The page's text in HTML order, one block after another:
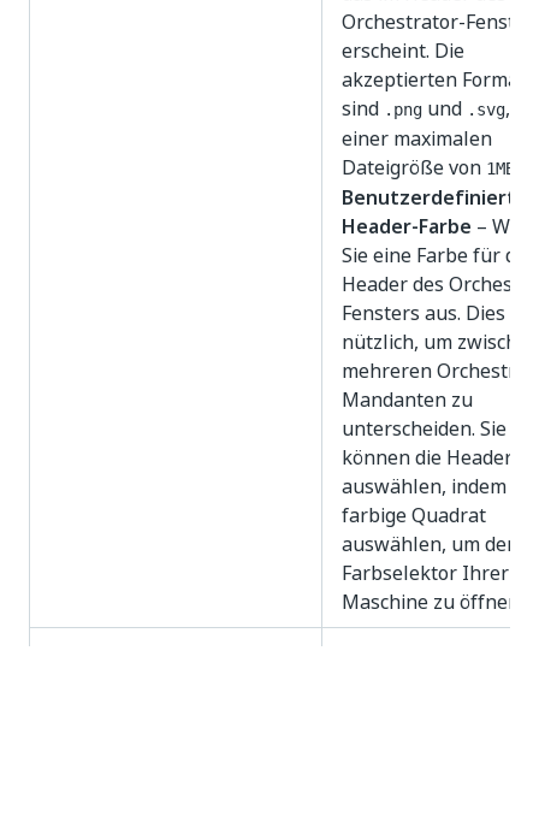
Orchestrator-
erscheint. Die
akzeptierten Formate
sind .png und .svg,
einer maximalen
Dateigröße von 1MB
Benutzerdefinierte
Header-Farbe –
Sie eine Farbe für den
Header des
Fensters aus. Dies ist
nützlich, um zwischen
mehreren
Mandanten zu
unterscheiden. Sie
können die Header-
auswählen, indem
farbige Quadrat
auswählen, um den
Farbselektor Ihrer
Maschine zu öffnen.